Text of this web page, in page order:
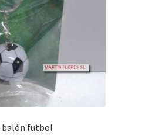
balón futbol